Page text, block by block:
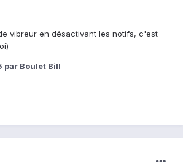
vibreur en désactivant les notifs, c'est
par Boulet Bill